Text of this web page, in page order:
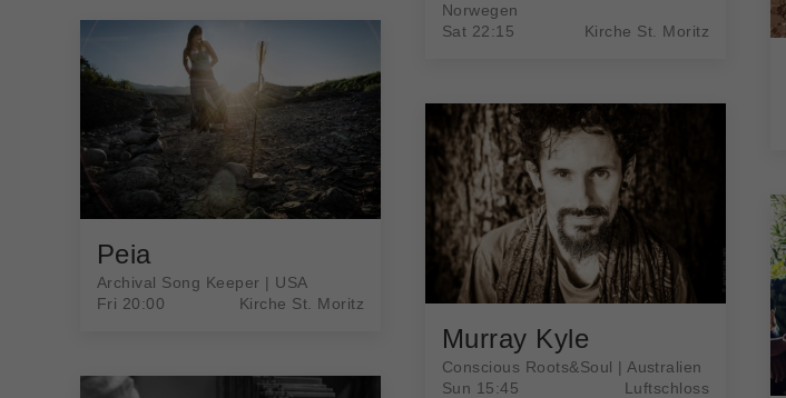
Norwegen
Sat 22:15
Kirche St. Moritz
Peia
Archival Song Keeper | USA
Fri 20:00
Kirche St. Moritz
Murray Kyle
Conscious Roots&Soul | Australien
Sun 15:45
Luftschloss